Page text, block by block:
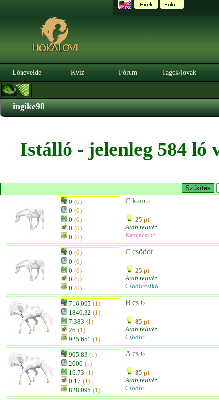
Lónevelde Kvíz Fórum Tagok/lovak
ingike98
Istálló - jelenleg 584 ló
0 (0)
0 (0)
0 (0)
0 (0)
0 (0)
C kanca
25 pt
Arab telivér
Kancacsikó
0 (0)
0 (0)
0 (0)
0 (0)
0 (0)
C csődör
25 pt
Arab telivér
Csődörcsikó
716.095 (1)
1840.32 (1)
7.383 (1)
26 (1)
925.651 (1)
B cs 6
85 pt
Arab telivér
Csődör
905.83 (1)
2000 (1)
16.73 (1)
0.17 (1)
828.096 (1)
A cs 6
85 pt
Arab telivér
Csődör